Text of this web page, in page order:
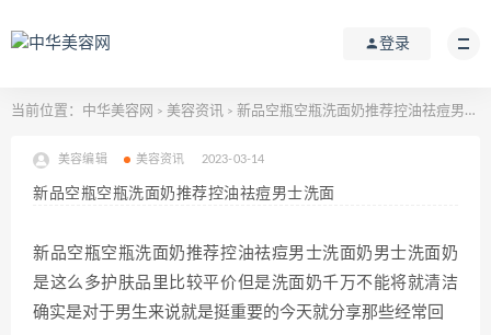
登录
当前位置： 中华美容网 > 美容资讯 > 新品空瓶空瓶洗面奶推荐控油祛痘男士洗面
美容编辑 美容资讯 2023-03-14
新品空瓶空瓶洗面奶推荐控油祛痘男士洗面
新品空瓶空瓶洗面奶推荐控油祛痘男士洗面奶男士洗面奶
是这么多护肤品里比较平价但是洗面奶千万不能将就清洁
确实是对于男生来说就是挺重要的今天就分享那些经常回